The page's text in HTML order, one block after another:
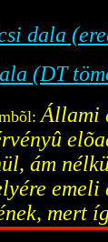
dala
(DT
Állami
ám
emeli
mert